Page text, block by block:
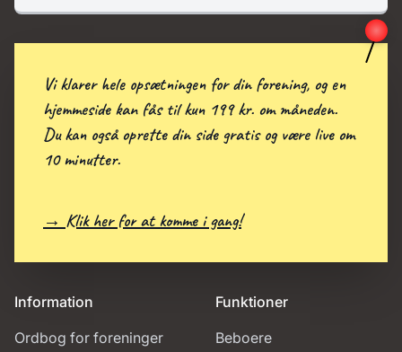
Information
Ordbog for foreninger
Funktioner
Beboere
Vi klarer hele opsætningen for din forening, og en
hjemmeside kan fås til kun 199 kr. om måneden.
Du kan også oprette din side gratis og være live om
10 minutter.
→ Klik her for at komme i gang!